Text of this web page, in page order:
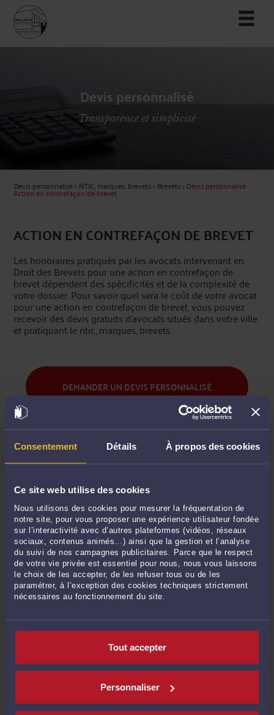
Consentement Détails À propos des cookies
Ce site web utilise des cookies
Nous utilisons des cookies pour mesurer la fréquentation de
notre site, pour vous proposer une expérience utilisateur fondée
sur l’interactivité avec d’autres plateformes (vidéos, réseaux
sociaux, contenus animés…) ainsi que la gestion et l’analyse
du suivi de nos campagnes publicitaires. Parce que le respect
de votre vie privée est essentiel pour nous, nous vous laissons
le choix de les accepter, de les refuser tous ou de les
paramétrer, à l’exception des cookies techniques strictement
nécessaires au fonctionnement du site.
Tout accepter
Personnaliser
Devis personnalisé
Transparence et simplicité
Devis personnalisé>NTIC, marques, brevets>Brevets>Devis personnalisé :
Action en contrefaçon de brevet
ACTION EN CONTREFAÇON DE BREVET
Les honoraires pratiqués par les avocats intervenant en
Droit des Brevets pour une action en contrefaçon de
brevet dépendent des spécificités et de la complexité de
votre dossier. Pour savoir quel sera le coût de votre avocat
pour une action en contrefaçon de brevet, vous pouvez
recevoir des devis gratuits d’avocats situés dans votre ville
et pratiquant le ntic, marques, brevets.
DEMANDER UN DEVIS PERSONNALISÉ
COMMENT MARCHE CE SERVICE GRATUIT
DE DEVIS AVOCAT ?
Votre demande sera strictement envoyée aux seuls avocats près de
chez vous pratiquant le Droit de la propriété intellectuelle. Vous
pourrez recevoir jusqu'à 5 devis qui vous feront état des
prestations et du coût de l'avocat pour une action en contrefaçon
de brevet. Ensuite, libre à vous de contacter l'avocat de votre choix,
en toute confidentialité.
VOIR ÉGALEMENT COMBIEN COÛTE UN
AVOCAT POUR LES AUTRES MISSIONS
DANS LA CATÉGORIE : NTIC, MARQUES,
BREVETS
Contentieux informatiques et de l'internet